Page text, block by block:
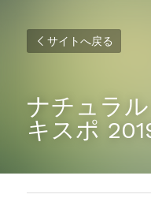
サイトへ戻る
ナチュラ
キスポ